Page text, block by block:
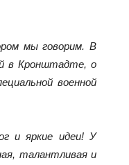
мы говорим. В
в Кронштадте, о
военной
и яркие идеи! У
талантливая и